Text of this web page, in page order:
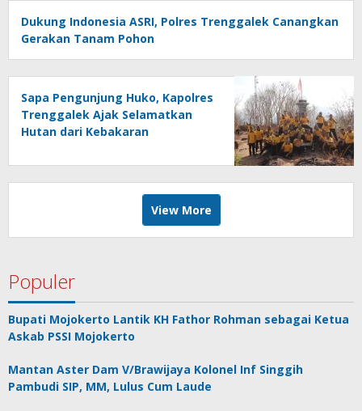
Dukung Indonesia ASRI, Polres Trenggalek Canangkan
Gerakan Tanam Pohon
Sapa Pengunjung Huko, Kapolres
Trenggalek Ajak Selamatkan
Hutan dari Kebakaran
View More
Populer
Bupati Mojokerto Lantik KH Fathor Rohman sebagai Ketua
Askab PSSI Mojokerto
Mantan Aster Dam V/Brawijaya Kolonel Inf Singgih
Pambudi SIP, MM, Lulus Cum Laude